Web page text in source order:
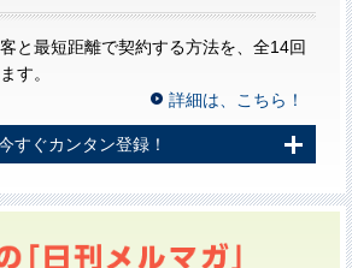
と最短距離で契約する方法を、全14回
す。
詳細は、こちら！
すぐカンタン登録！